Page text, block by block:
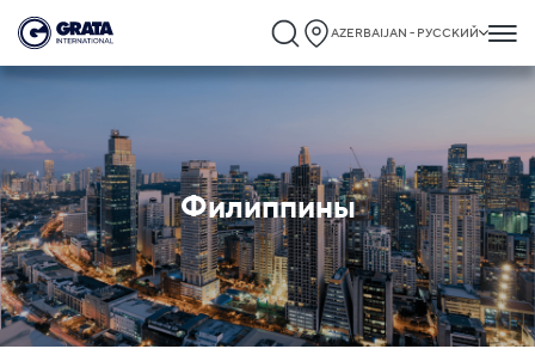
AZERBAIJAN - РУССКИЙ
Филиппины